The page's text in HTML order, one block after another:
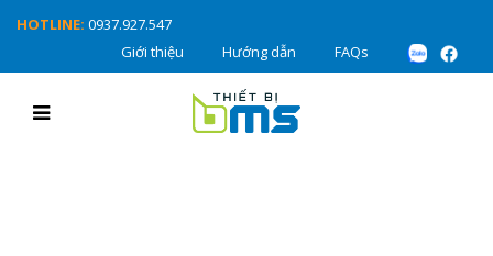
HOTLINE: 0937.927.547
Giới thiệu
Hướng dẫn FAQs